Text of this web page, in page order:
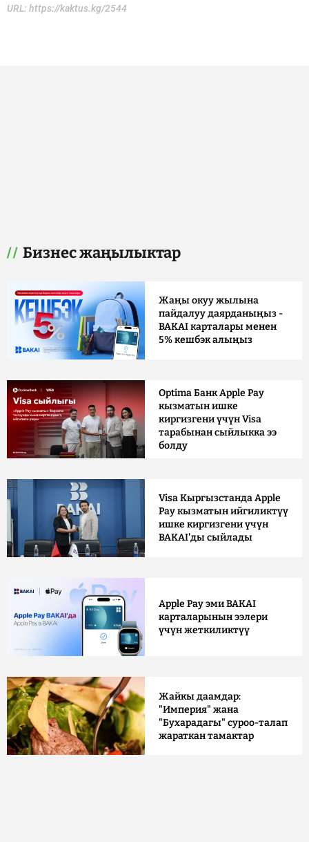
URL: https://kaktus.kg/2544
Бизнес жаңылыктар
Жаңы окуу жылына
пайдалуу даярданыңыз -
BAKAI карталары менен
5% кешбэк алыңыз
Optima Банк Apple Pay
кызматын ишке
киргизгени үчүн Visa
тарабынан сыйлыкка ээ
болду
Visa Кыргызстанда Apple
Pay кызматын ийгиликтүү
ишке киргизгени үчүн
BAKAI'ды сыйлады
Apple Pay эми BAKAI
карталарынын ээлери
үчүн жеткиликтүү
Жайкы даамдар:
"Империя" жана
"Бухарадагы" суроо-талап
жараткан тамактар